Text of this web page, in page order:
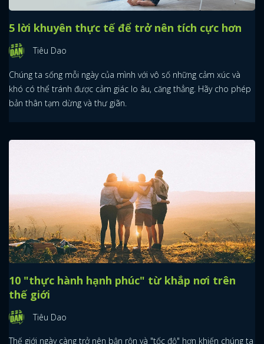
5 lời khuyên thực tế để trở nên tích cực hơn
Tiêu Dao
Chúng ta sống mỗi ngày của mình với vô số những cảm xúc và
khó có thể tránh được cảm giác lo âu, căng thẳng. Hãy cho phép
bản thân tạm dừng và thư giãn.
10 "thực hành hạnh phúc" từ khắp nơi trên
thế giới
Tiêu Dao
Thế giới ngày càng trở nên bận rộn và "tốc độ" hơn khiến chúng ta